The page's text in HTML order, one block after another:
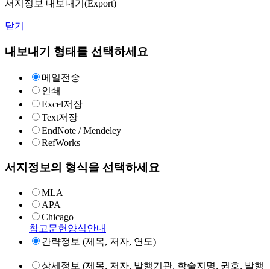
서지정보 내보내기(Export)
닫기
내보내기 형태를 선택하세요
메일전송
인쇄
Excel저장
Text저장
EndNote / Mendeley
RefWorks
서지정보의 형식을 선택하세요
MLA
APA
Chicago
참고문헌양식안내
간략정보 (제목, 저자, 연도)
상세정보 (제목, 저자, 발행기관, 학술지명, 권호, 발행